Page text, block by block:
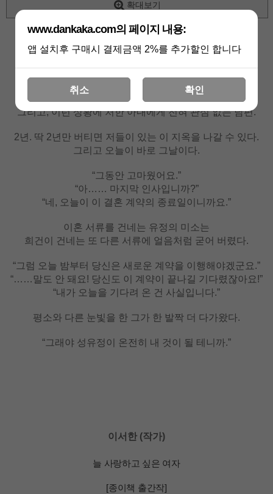
확대보기
돈 때문에 재벌가에 딸을 시집보내 버린 부모님.
아이 소식 없는 손자며느리가 못마땅한 시할아버지.
기우는 집안 출신인 동서를 무시하고 깔보는 형님들.
그리고, 이런 상황에 처한 아내에게 전혀 관심 없는 남편.
2년. 딱 2년만 버티면 저들이 있는 이 지옥을 나갈 수 있다.
그리고 오늘이 바로 그날이다.
“그동안 고마웠어요.”
“아…… 마지막 인사입니까?”
“네, 오늘이 이 결혼 계약의 종료일이니까요.”
이혼 서류를 건네는 유정의 미소는
희건이 건네는 또 다른 서류에 얼음처럼 굳어 버렸다.
“그럼 오늘 밤부터 당신은 새로운 계약을 이행해야겠군요.”
“……말도 안 돼요! 당신도 이 계약이 끝나길 기다렸잖아요!”
“내가 오늘을 기다려 온 건 사실입니다.”
평소와 다른 눈빛을 한 그가 한 발짝 더 다가왔다.
“그래야 성유정이 온전히 내 것이 될 테니까.”
이서한 (작가)
늘 사랑하고 싶은 여자
[종이책 출간작]
www.dankaka.com의 페이지 내용:
앱 설치후 구매시 결제금액 2%를 추가할인 합니다
취소 확인